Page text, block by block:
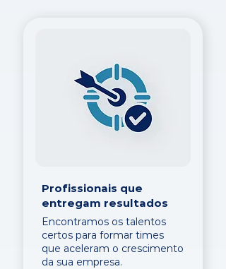
Profissionais que
entregam resultados
Encontramos os talentos
certos para formar times
que aceleram o crescimento
da sua empresa.